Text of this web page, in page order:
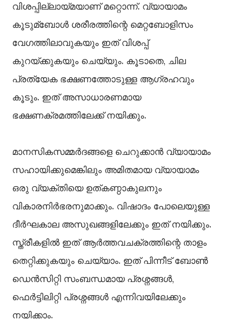
വിശപ്പില്ലായ്മയാണ് മറ്റൊന്ന്. വ്യായാമം
കൂടുമ്ബോള്‍ ശരീരത്തിന്റെ മെറ്റബോളിസം
വേഗത്തിലാവുകയും ഇത് വിശപ്പ്
കുറയ്ക്കുകയും ചെയ്യും. കൂടാതെ, ചില
പ്രത്യേക ഭക്ഷണത്തോടുള്ള ആഗ്രഹവും
കൂടും. ഇത് അസാധാരണമായ
ഭക്ഷണക്രമത്തിലേക്ക് നയിക്കും.
മാനസികസമ്മർദങ്ങളെ ചെറുക്കാൻ വ്യായാമം
സഹായിക്കുമെങ്കിലും അമിതമായ വ്യായാമം
ഒരു വ്യക്തിയെ ഉത്കണ്ഠാകുലനും
വികാരനിർഭരനുമാക്കും. വിഷാദം പോലെയുള്ള
ദീർഘകാല അസുഖങ്ങളിലേക്കും ഇത് നയിക്കും.
സ്ത്രീകളില്‍ ഇത് ആർത്തവചക്രത്തിന്റെ താളം
തെറ്റിക്കുകയും ചെയ്യാം. ഇത് പിന്നീട് ബോണ്‍
ഡെൻസിറ്റി സംബന്ധമായ പ്രശ്നങ്ങള്‍,
ഫെർട്ടിലിറ്റി പ്രശ്നങ്ങള്‍ എന്നിവയിലേക്കും
നയിക്കാം.